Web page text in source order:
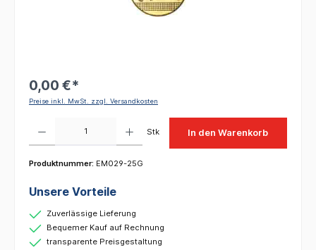
0,00 €*
Preise inkl. MwSt. zzgl. Versandkosten
Stk In den Warenkorb
Produktnummer: EM029-25G
Unsere Vorteile
Zuverlässige Lieferung
Bequemer Kauf auf Rechnung
transparente Preisgestaltung